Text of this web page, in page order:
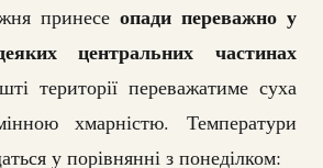
принесе опади переважно у
центральних частинах
території переважатиме суха
хмарністю. Температури
у порівнянні з понеділком: